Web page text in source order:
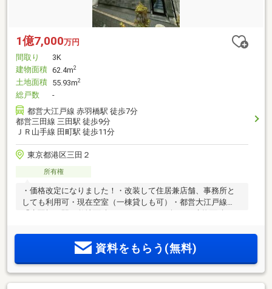
1億7,000万円
間取り
3K
建物面積 62.4m2
土地面積 55.93m2
総戸数
-
都営大江戸線 赤羽橋駅 徒歩7分
都営三田線 三田駅 徒歩9分
ＪＲ山手線 田町駅 徒歩11分
東京都港区三田２
所有権
・価格改定になりました！・改装して住居兼店舗、事務所と
しても利用可・現在空室（一棟貸しも可）・都営大江戸線
円・都営三田線三田駅徒歩9分・周辺エリアの一棟収益物件も
ご紹介可（1.88億円一棟店舗・住居ビル有）
資料をもらう(無料)